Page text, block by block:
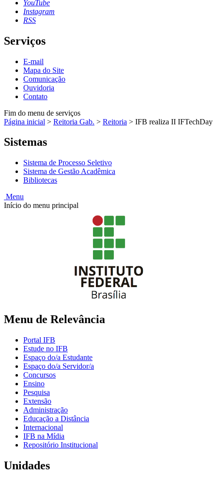
YouTube
Instagram
RSS
Serviços
E-mail
Mapa do Site
Comunicação
Ouvidoria
Contato
Fim do menu de serviços
Página inicial > Reitoria Gab. > Reitoria > IFB realiza II IFTechDay
Sistemas
Sistema de Processo Seletivo
Sistema de Gestão Acadêmica
Bibliotecas
Menu
Início do menu principal
Menu de Relevância
Portal IFB
Estude no IFB
Espaço do/a Estudante
Espaço do/a Servidor/a
Concursos
Ensino
Pesquisa
Extensão
Administração
Educação a Distância
Internacional
IFB na Mídia
Repositório Institucional
Unidades